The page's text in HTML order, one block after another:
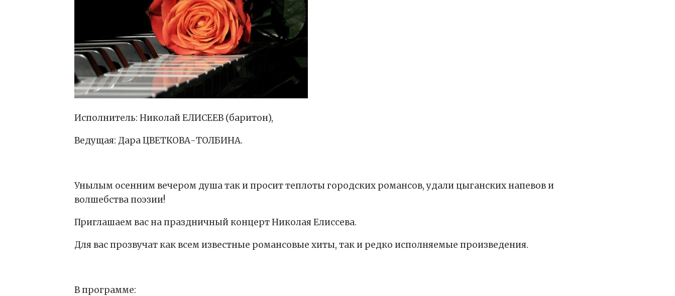
Исполнитель: Николай ЕЛИСЕЕВ (баритон),
Ведущая: Дара ЦВЕТКОВА-ТОЛБИНА.
Унылым осенним вечером душа так и просит теплоты городских романсов, удали цыганских напевов и
волшебства поэзии!
Приглашаем вас на праздничный концерт Николая Елиссева.
Для вас прозвучат как всем известные романсовые хиты, так и редко исполняемые произведения.
В программе: